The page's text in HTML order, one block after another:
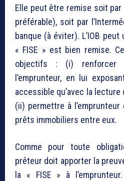
Elle peut être remise soit
préférable), soit par
banque (à éviter). L’IOB
« FISE » est bien remise.
objectifs : (i) renforcer
l’emprunteur, en lui
accessible qu’avec la
(ii) permettre à
prêts immobiliers entre eux.
Comme pour toute
prêteur doit apporter la
la « FISE » à